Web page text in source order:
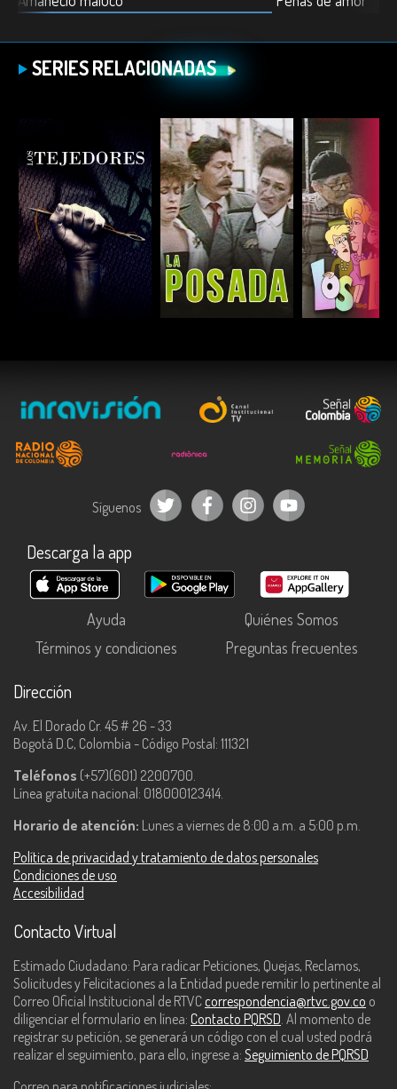
SERIES RELACIONADAS
ESCUCHAR ESCUCHAR
Síguenos
Descarga la app
Ayuda
Quiénes Somos
Términos y condiciones
Preguntas frecuentes
Dirección
Av. El Dorado Cr. 45 # 26 - 33
Bogotá D.C, Colombia - Código Postal: 111321
Teléfonos (+57)(601) 2200700.
Línea gratuita nacional: 018000123414.
Horario de atención: Lunes a viernes de 8:00 a.m. a 5:00 p.m.
Política de privacidad y tratamiento de datos personales
Condiciones de uso
Accesibilidad
Contacto Virtual
Estimado Ciudadano: Para radicar Peticiones, Quejas, Reclamos,
Solicitudes y Felicitaciones a la Entidad puede remitir lo pertinente al
Correo Oficial Institucional de RTVC correspondencia@rtvc.gov.co o
diligenciar el formulario en línea: Contacto PQRSD. Al momento de
registrar su petición, se generará un código con el cual usted podrá
realizar el seguimiento, para ello, ingrese a: Seguimiento de PQRSD